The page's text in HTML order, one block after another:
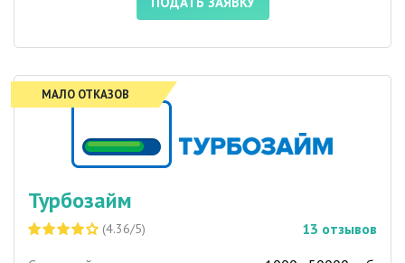
МАЛО ОТКАЗОВ
Турбозайм
(4.36/5) 13 отзывов